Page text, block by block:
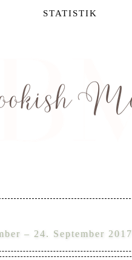
STATISTIK
– 24. September 2017